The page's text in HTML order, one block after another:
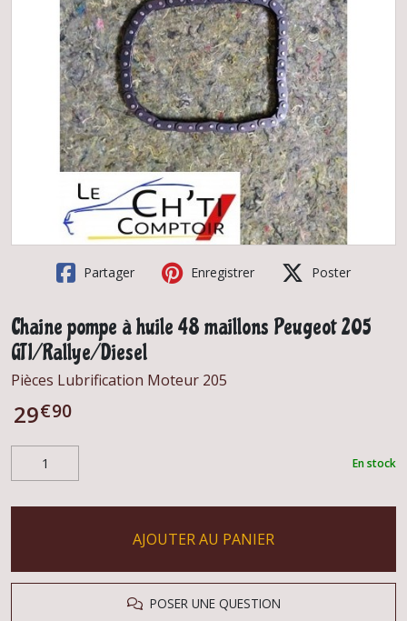
Partager Enregistrer Poster
Chaine pompe à huile 48 maillons Peugeot 205
GTI/Rallye/Diesel
Pièces Lubrification Moteur 205
29€90
En stock
AJOUTER AU PANIER
POSER UNE QUESTION